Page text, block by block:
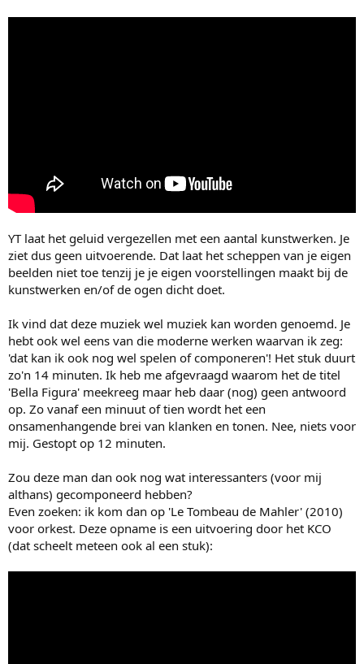
YT laat het geluid vergezellen met een aantal kunstwerken. Je
ziet dus geen uitvoerende. Dat laat het scheppen van je eigen
beelden niet toe tenzij je je eigen voorstellingen maakt bij de
kunstwerken en/of de ogen dicht doet.
Ik vind dat deze muziek wel muziek kan worden genoemd. Je
hebt ook wel eens van die moderne werken waarvan ik zeg:
'dat kan ik ook nog wel spelen of componeren'! Het stuk duurt
zo'n 14 minuten. Ik heb me afgevraagd waarom het de titel
'Bella Figura' meekreeg maar heb daar (nog) geen antwoord
op. Zo vanaf een minuut of tien wordt het een
onsamenhangende brei van klanken en tonen. Nee, niets voor
mij. Gestopt op 12 minuten.
Zou deze man dan ook nog wat interessanters (voor mij
althans) gecomponeerd hebben?
Even zoeken: ik kom dan op 'Le Tombeau de Mahler' (2010)
voor orkest. Deze opname is een uitvoering door het KCO
(dat scheelt meteen ook al een stuk):